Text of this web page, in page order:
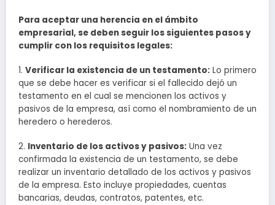
Para aceptar una herencia en el ámbito
empresarial, se deben seguir los siguientes pasos y
cumplir con los requisitos legales:
1. Verificar la existencia de un testamento: Lo primero
que se debe hacer es verificar si el fallecido dejó un
testamento en el cual se mencionen los activos y
pasivos de la empresa, así como el nombramiento de un
heredero o herederos.
2. Inventario de los activos y pasivos: Una vez
confirmada la existencia de un testamento, se debe
realizar un inventario detallado de los activos y pasivos
de la empresa. Esto incluye propiedades, cuentas
bancarias, deudas, contratos, patentes, etc.